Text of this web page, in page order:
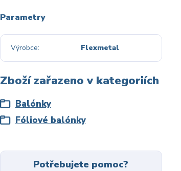
Parametry
Výrobce Flexmetal
Zboží zařazeno v kategoriích
Balónky
Fóliové balónky
Potřebujete pomoc?